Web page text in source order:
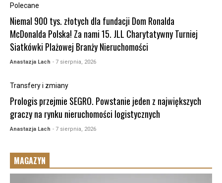
Polecane
Niemal 900 tys. złotych dla fundacji Dom Ronalda
McDonalda Polska! Za nami 15. JLL Charytatywny Turniej
Siatkówki Plażowej Branży Nieruchomości
Anastazja Lach - 7 sierpnia, 2026
Transfery i zmiany
Prologis przejmie SEGRO. Powstanie jeden z największych
graczy na rynku nieruchomości logistycznych
Anastazja Lach - 7 sierpnia, 2026
MAGAZYN